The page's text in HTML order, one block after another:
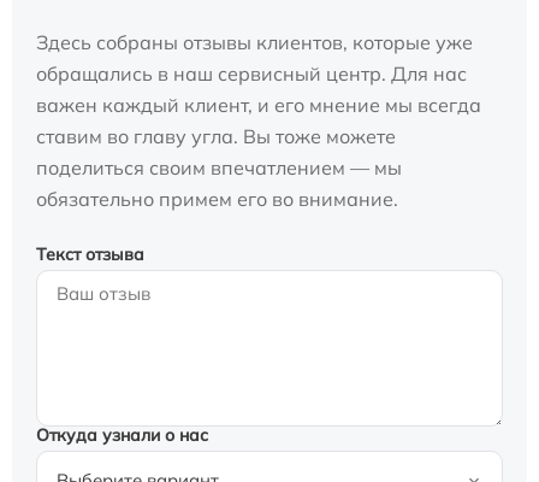
Здесь собраны отзывы клиентов, которые уже
обращались в наш сервисный центр. Для нас
важен каждый клиент, и его мнение мы всегда
ставим во главу угла. Вы тоже можете
поделиться своим впечатлением — мы
обязательно примем его во внимание.
Текст отзыва
Откуда узнали о нас